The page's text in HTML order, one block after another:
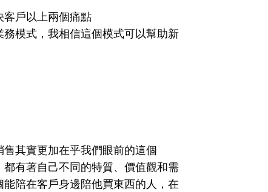
戶以上兩個痛點
模式，我相信這個模式可以幫助新
其實更加在乎我們眼前的這個
有著自己不同的特質、價值觀和需
陪在客戶身邊陪他買東西的人，在